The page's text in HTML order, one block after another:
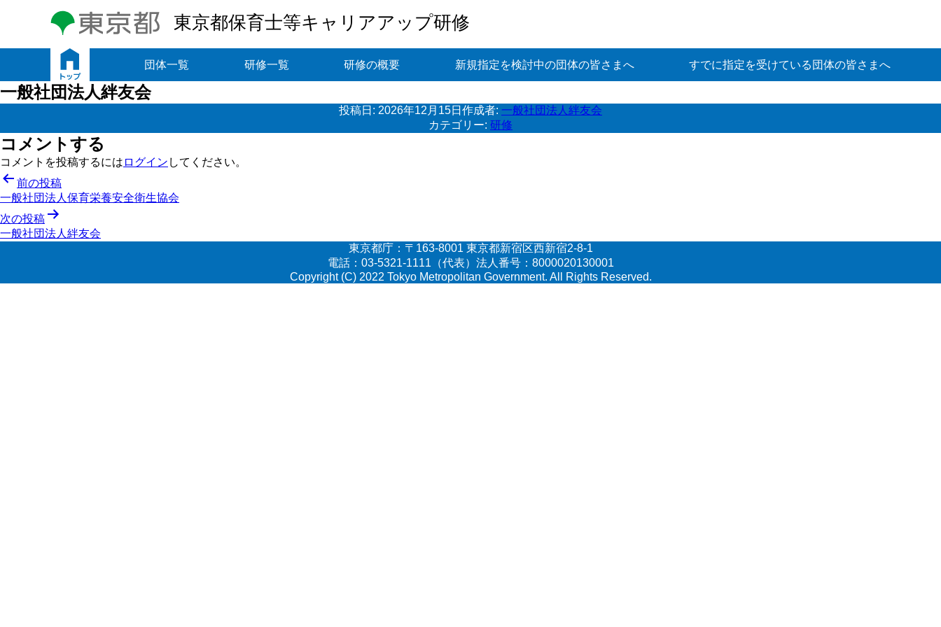
東京都保育士等キャリアアップ研修
団体一覧 研修一覧 研修の概要 新規指定を検討中の団体の皆さまへ すでに指定を受けている団体の皆さまへ
一般社団法人絆友会
投稿日: 2026年12月15日 作成者: 一般社団法人絆友会
カテゴリー: 研修
コメントする
コメントを投稿するには ログイン してください。
投
稿
ナ
ビ
前の投稿
一般社団法人保育栄養安全衛生協会
次の投稿
一般社団法人絆友会
東京都庁：〒163-8001 東京都新宿区西新宿2-8-1
電話：03-5321-1111（代表）法人番号：8000020130001
Copyright (C) 2022 Tokyo Metropolitan Government. All Rights Reserved.